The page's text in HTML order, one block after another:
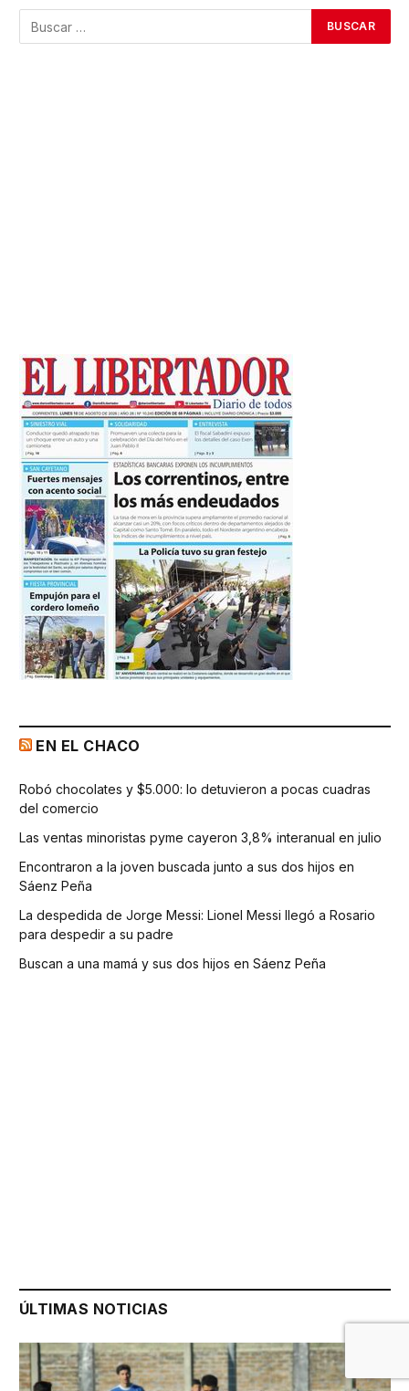
EN EL CHACO
Robó chocolates y $5.000: lo detuvieron a pocas cuadras
del comercio
Las ventas minoristas pyme cayeron 3,8% interanual en julio
Encontraron a la joven buscada junto a sus dos hijos en
Sáenz Peña
La despedida de Jorge Messi: Lionel Messi llegó a Rosario
para despedir a su padre
Buscan a una mamá y sus dos hijos en Sáenz Peña
ÚLTIMAS NOTICIAS